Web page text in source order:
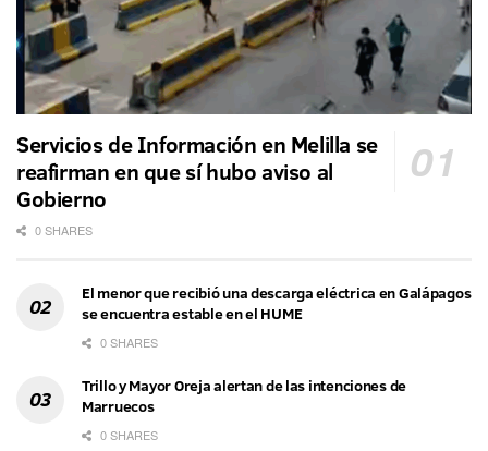
Servicios de Información en Melilla se
reafirman en que sí hubo aviso al
Gobierno
0 SHARES
El menor que recibió una descarga eléctrica en Galápagos
se encuentra estable en el HUME
0 SHARES
Trillo y Mayor Oreja alertan de las intenciones de
Marruecos
0 SHARES